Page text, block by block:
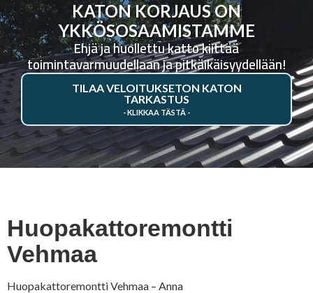
KATON KORJAUS ON
YKKÖSOSAAMISTAMME
Ehjä ja huollettu katto kiittää
toimintavarmuudellaan ja pitkäikäisyydellään!
TILAA VELOITUKSETON KATON
TARKASTUS
Huopakattoremontti
Vehmaa
Huopakattoremontti Vehmaa – Anna